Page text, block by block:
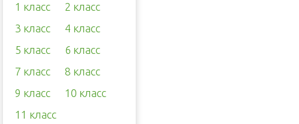
1 класс
2 класс
3 класс
4 класс
5 класс
6 класс
7 класс
8 класс
9 класс
10 класс
11 класс